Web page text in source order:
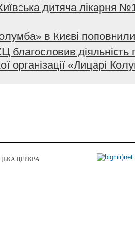
дитяча лікарня
в Києві
благословив
організації «Лицарі
ЦЕРКВА